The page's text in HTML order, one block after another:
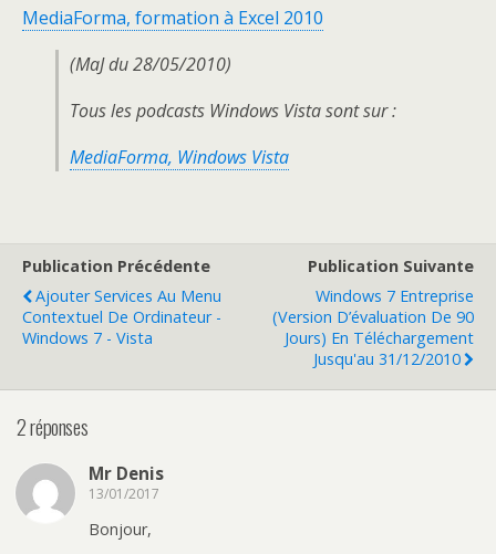
MediaForma, formation à Excel 2010
(MaJ du 28/05/2010)
Tous les podcasts Windows Vista sont sur :
MediaForma, Windows Vista
Publication Précédente
Ajouter Services Au Menu
Contextuel De Ordinateur -
Windows 7 - Vista
Publication Suivante
Windows 7 Entreprise
(version D’évaluation De 90
Jours) En Téléchargement
Jusqu'au 31/12/2010
2 réponses
Mr Denis
13/01/2017
Bonjour,